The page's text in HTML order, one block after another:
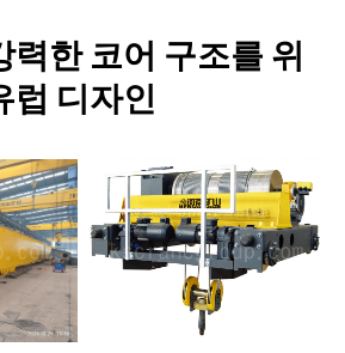
력한 코어 구조를 위
럽 디자인